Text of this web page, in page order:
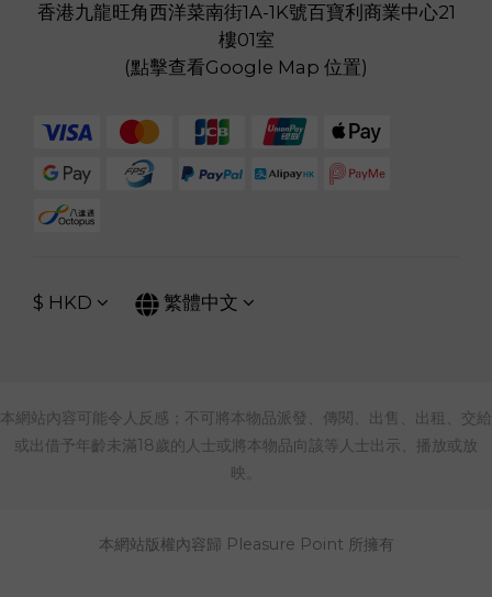
香港九龍旺角西洋菜南街1A-1K號百寶利商業中心21
樓01室
(點擊查看Google Map 位置)
$ HKD 繁體中文
本網站內容可能令人反感；不可將本物品派發、傳閱、出售、出租、交給
或出借予年齡未滿18歲的人士或將本物品向該等人士出示、播放或放
映。
本網站版權內容歸 Pleasure Point 所擁有